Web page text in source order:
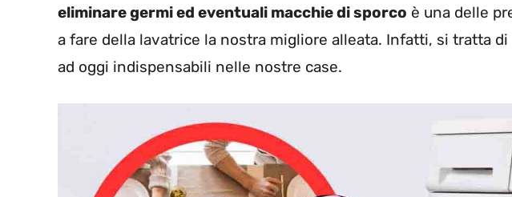
eliminare germi ed eventuali macchie di sporco è una delle
a fare della lavatrice la nostra migliore alleata. Infatti, si tratta
ad oggi indispensabili nelle nostre case.